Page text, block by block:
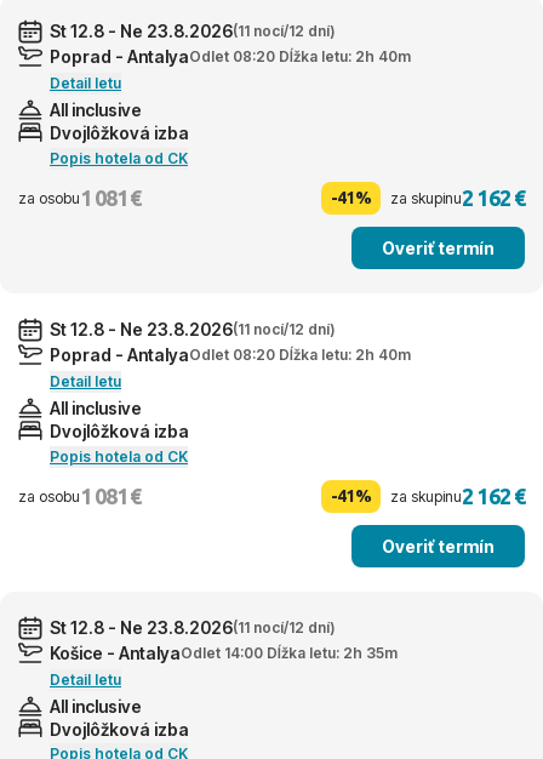
St 12.8 - Ne 23.8.2026(11 nocí/12 dní)
Poprad - AntalyaOdlet 08:20 Dĺžka letu: 2h 40m
Detail letu
All inclusive
Dvojlôžková izba
Popis hotela od CK
za osobu 1 081 € -41% za skupinu2 162 €
Overiť termín
St 12.8 - Ne 23.8.2026(11 nocí/12 dní)
Poprad - AntalyaOdlet 08:20 Dĺžka letu: 2h 40m
Detail letu
All inclusive
Dvojlôžková izba
Popis hotela od CK
za osobu 1 081 € -41% za skupinu2 162 €
Overiť termín
St 12.8 - Ne 23.8.2026(11 nocí/12 dní)
Košice - AntalyaOdlet 14:00 Dĺžka letu: 2h 35m
Detail letu
All inclusive
Dvojlôžková izba
Popis hotela od CK